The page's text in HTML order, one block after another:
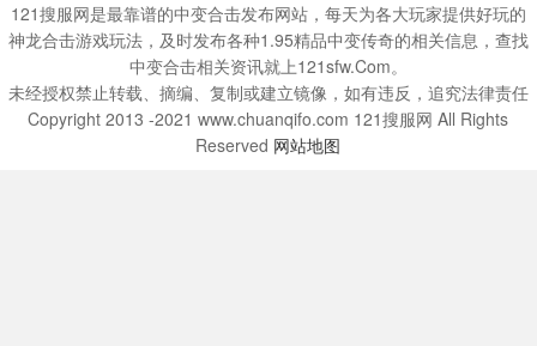
121搜服网是最靠谱的中变合击发布网站，每天为各大玩家提供好玩的
神龙合击游戏玩法，及时发布各种1.95精品中变传奇的相关信息，查找
中变合击相关资讯就上121sfw.Com。
未经授权禁止转载、摘编、复制或建立镜像，如有违反，追究法律责任
Copyright 2013 -2021 www.chuanqifo.com 121搜服网 All Rights
Reserved 网站地图